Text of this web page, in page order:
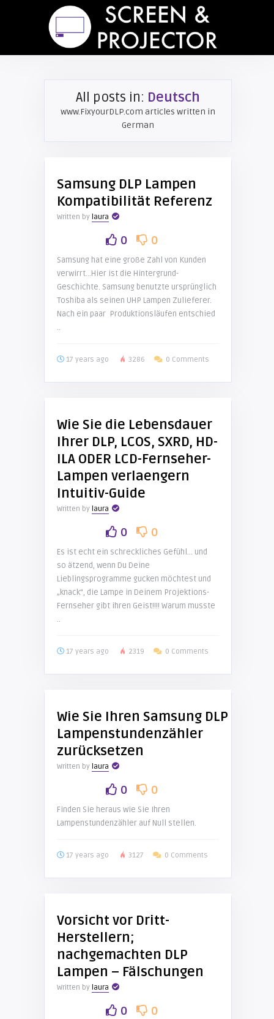
All posts in: Deutsch
www.FixyourDLP.com articles written in
German
Samsung DLP Lampen
Kompatibilität Referenz
Written by laura
0 0
Samsung hat eine große Zahl von Kunden
verwirrt…Hier ist die Hintergrund-
Geschichte. Samsung benutzte ursprünglich
Toshiba als seinen UHP Lampen Zulieferer.
Nach ein paar Produktionsläufen entschied
..
17 years ago 3286 0 Comments
Wie Sie die Lebensdauer
Ihrer DLP, LCOS, SXRD, HD-
ILA ODER LCD-Fernseher-
Lampen verlaengern
Intuitiv-Guide
Written by laura
0 0
Es ist echt ein schreckliches Gefühl… und
so ätzend, wenn Du Deine
Lieblingsprogramme gucken möchtest und
„knack“, die Lampe in Deinem Projektions-
Fernseher gibt ihren Geist!!!! Warum musste
..
17 years ago 2319 0 Comments
Wie Sie Ihren Samsung DLP
Lampenstundenzähler
zurücksetzen
Written by laura
0 0
Finden Sie heraus wie Sie Ihren
Lampenstundenzähler auf Null stellen.
17 years ago 3127 0 Comments
Vorsicht vor Dritt-
Herstellern;
nachgemachten DLP
Lampen – Fälschungen
Written by laura
0 0